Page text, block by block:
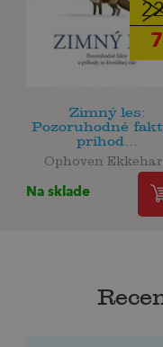
7
Zimný les:
Pozoruhodné
príhod...
Ophoven
Na sklade